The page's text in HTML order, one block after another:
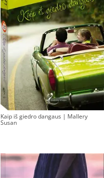
Kaip iš giedro dangaus | Mallery
Susan